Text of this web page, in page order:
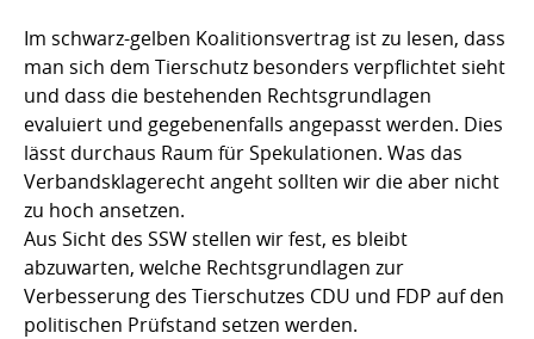
Im schwarz-gelben Koalitionsvertrag ist zu lesen, dass
man sich dem Tierschutz besonders verpflichtet sieht
und dass die bestehenden Rechtsgrundlagen
evaluiert und gegebenenfalls angepasst werden. Dies
lässt durchaus Raum für Spekulationen. Was das
Verbandsklagerecht angeht sollten wir die aber nicht
zu hoch ansetzen.
Aus Sicht des SSW stellen wir fest, es bleibt
abzuwarten, welche Rechtsgrundlagen zur
Verbesserung des Tierschutzes CDU und FDP auf den
politischen Prüfstand setzen werden.